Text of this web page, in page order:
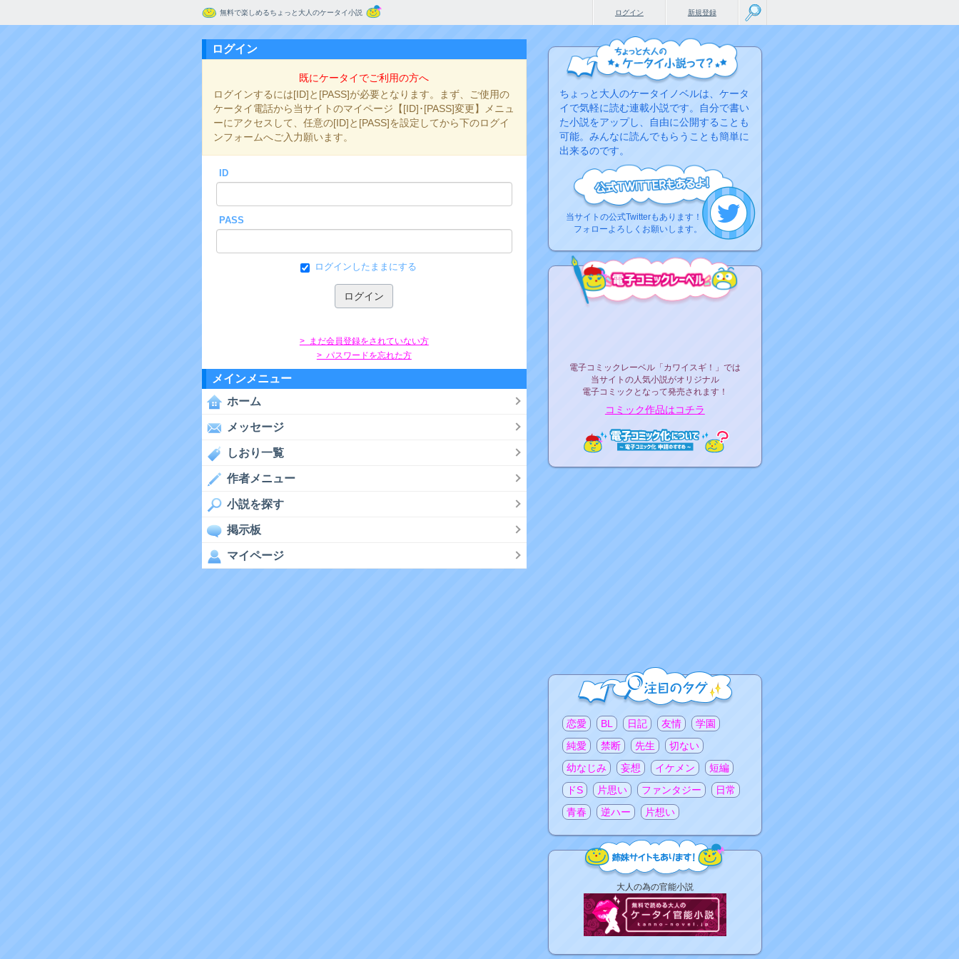
無料で楽しめるちょっと大人のケータイ小説 新規登録
ログイン
ログイン
既にケータイでご利用の方へ
ログインするには[ID]と[PASS]が必要となります。まず、ご使用の
ケータイ電話から当サイトのマイページ【[ID]･[PASS]変更】メニュ
ーにアクセスして、任意の[ID]と[PASS]を設定してから下のログイ
ンフォームへご入力願います。
ID
PASS
ログインしたままにする
> まだ会員登録をされていない方
> パスワードを忘れた方
メインメニュー
ホーム
メッセージ
しおり一覧
作者メニュー
小説を探す
掲示板
マイページ
ちょっと大人のケータイノベルは、ケータ
イで気軽に読む連載小説です。自分で書い
た小説をアップし、自由に公開することも
可能。みんなに読んでもらうことも簡単に
出来るのです。
当サイトの公式Twitterもあります！
フォローよろしくお願いします。
電子コミックレーベル「カワイスギ！」では
当サイトの人気小説がオリジナル
電子コミックとなって発売されます！
コミック作品はコチラ
注目のタグ
恋愛 BL 日記 友情
学園
純愛
禁断 先生
切ない
幼なじみ
妄想 イケメン
短編
ドS
片思い ファンタジー
日常
青春
逆ハー 片想い
大人の為の官能小説